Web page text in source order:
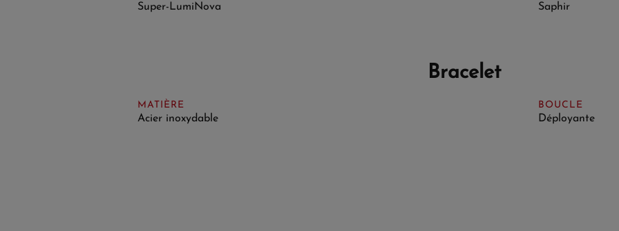
Super-LumiNova Saphir
Bracelet
MATIÈRE
Acier inoxydable
BOUCLE
Déployante